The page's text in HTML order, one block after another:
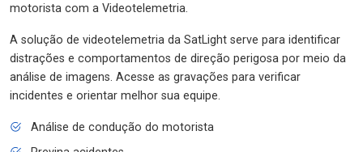
motorista com a Videotelemetria.
A solução de videotelemetria da SatLight serve para identificar
distrações e comportamentos de direção perigosa por meio da
análise de imagens. Acesse as gravações para verificar
incidentes e orientar melhor sua equipe.
Análise de condução do motorista